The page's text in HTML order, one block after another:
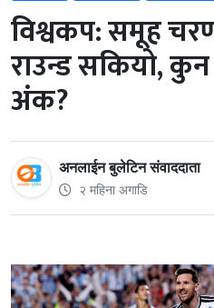
विश्वकप: समूह
राउन्ड सकियो,
अंक?
अनलाईन बुलेटिन संवाददाता
२ महिना अगाडि